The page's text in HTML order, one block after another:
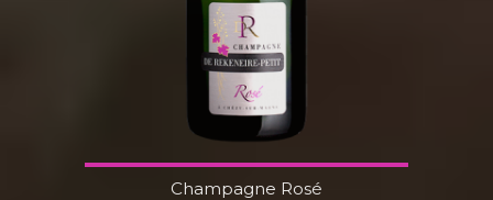
Champagne Rosé